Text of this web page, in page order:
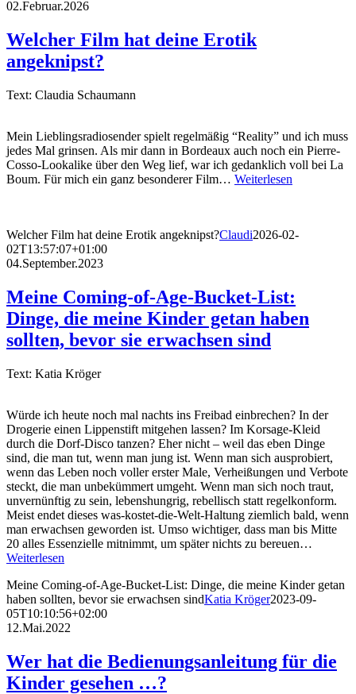
02.Februar.2026
Welcher Film hat deine Erotik
angeknipst?
Text: Claudia Schaumann
Mein Lieblingsradiosender spielt regelmäßig “Reality” und ich muss
jedes Mal grinsen. Als mir dann in Bordeaux auch noch ein Pierre-
Cosso-Lookalike über den Weg lief, war ich gedanklich voll bei La
Boum. Für mich ein ganz besonderer Film… Weiterlesen
Welcher Film hat deine Erotik angeknipst?Claudi2026-02-
02T13:57:07+01:00
04.September.2023
Meine Coming-of-Age-Bucket-List:
Dinge, die meine Kinder getan haben
sollten, bevor sie erwachsen sind
Text: Katia Kröger
Würde ich heute noch mal nachts ins Freibad einbrechen? In der
Drogerie einen Lippenstift mitgehen lassen? Im Korsage-Kleid
durch die Dorf-Disco tanzen? Eher nicht – weil das eben Dinge
sind, die man tut, wenn man jung ist. Wenn man sich ausprobiert,
wenn das Leben noch voller erster Male, Verheißungen und Verbote
steckt, die man unbekümmert umgeht. Wenn man sich noch traut,
unvernünftig zu sein, lebenshungrig, rebellisch statt regelkonform.
Meist endet dieses was-kostet-die-Welt-Haltung ziemlich bald, wenn
man erwachsen geworden ist. Umso wichtiger, dass man bis Mitte
20 alles Essenzielle mitnimmt, um später nichts zu bereuen…
Weiterlesen
Meine Coming-of-Age-Bucket-List: Dinge, die meine Kinder getan
haben sollten, bevor sie erwachsen sindKatia Kröger2023-09-
05T10:10:56+02:00
12.Mai.2022
Wer hat die Bedienungsanleitung für die
Kinder gesehen …?